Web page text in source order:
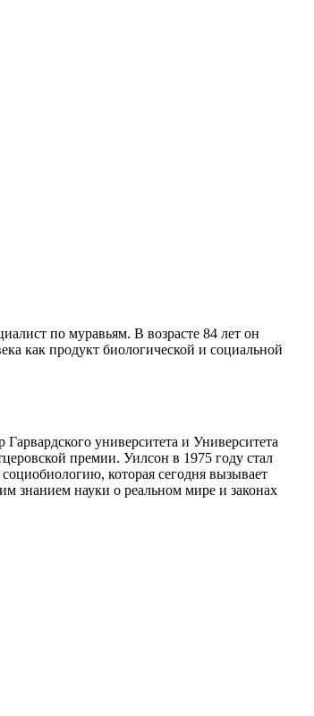
по муравьям. В возрасте 84 лет он
как продукт биологической и социальной
университета и Университета
премии. Уилсон в 1975 году стал
которая сегодня вызывает
знанием науки о реальном мире и законах